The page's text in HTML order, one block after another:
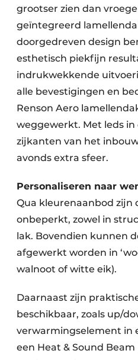
grootser zien dan
geïntegreerd
doorgedreven design
esthetisch piekfijn
indrukwekkende
alle bevestigingen en
Renson Aero
weggewerkt. Met leds in
zijkanten van het
avonds extra sfeer.
Personaliseren naar
Qua kleurenaanbod zijn
onbeperkt, zowel in
lak. Bovendien kunnen
afgewerkt worden in
walnoot of witte eik).
Daarnaast zijn
beschikbaar, zoals up/
verwarmingselement in
een Heat & Sound